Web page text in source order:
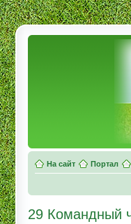
На сайт Портал
29 Командный